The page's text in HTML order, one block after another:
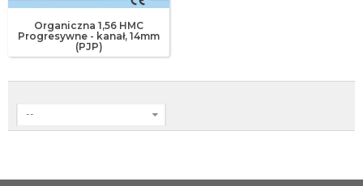
Organiczna 1,56 HMC
Progresywne - kanał‚ 14mm
(PJP)
--